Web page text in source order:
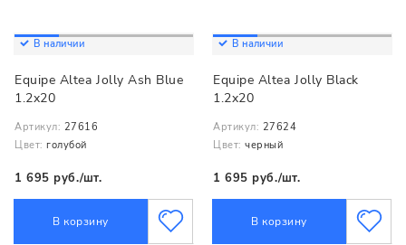
В наличии
Equipe Altea Jolly Ash Blue
1.2x20
Артикул: 27616
Цвет: голубой
1 695 руб./шт.
В корзину
В наличии
Equipe Altea Jolly Black
1.2x20
Артикул: 27624
Цвет: черный
1 695 руб./шт.
В корзину